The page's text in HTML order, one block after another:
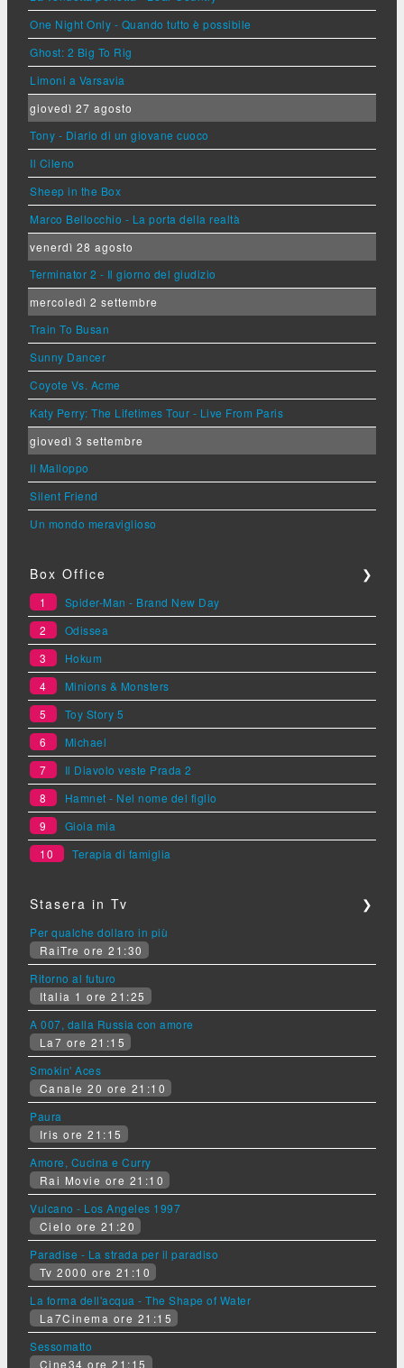
One Night Only - Quando tutto è possibile
Ghost: 2 Big To Rig
Limoni a Varsavia
giovedì 27 agosto
Tony - Diario di un giovane cuoco
Il Cileno
Sheep in the Box
Marco Bellocchio - La porta della realtà
venerdì 28 agosto
Terminator 2 - Il giorno del giudizio
mercoledì 2 settembre
Train To Busan
Sunny Dancer
Coyote Vs. Acme
Katy Perry: The Lifetimes Tour - Live From Paris
giovedì 3 settembre
Il Malloppo
Silent Friend
Un mondo meraviglioso
Box Office ❯
1
Spider-Man - Brand New Day
2
Odissea
3
Hokum
4
Minions & Monsters
5
Toy Story 5
6
Michael
7
Il Diavolo veste Prada 2
8
Hamnet - Nel nome del figlio
9
Gioia mia
10
Terapia di famiglia
Stasera in Tv ❯
Per qualche dollaro in più
RaiTre ore 21:30
Ritorno al futuro
Italia 1 ore 21:25
A 007, dalla Russia con amore
La7 ore 21:15
Smokin' Aces
Canale 20 ore 21:10
Paura
Iris ore 21:15
Amore, Cucina e Curry
Rai Movie ore 21:10
Vulcano - Los Angeles 1997
Cielo ore 21:20
Paradise - La strada per il paradiso
Tv 2000 ore 21:10
La forma dell'acqua - The Shape of Water
La7Cinema ore 21:15
Sessomatto
Cine34 ore 21:15